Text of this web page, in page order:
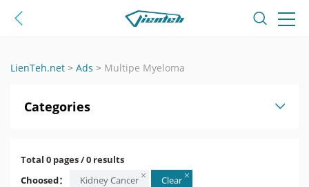
LienTeh.net > Ads > Multipe Myeloma
Categories
Total 0 pages / 0 results
Choosed：
Kidney Cancer Clear